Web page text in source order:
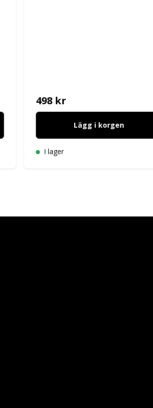
498 kr
Lägg i korgen
I lager